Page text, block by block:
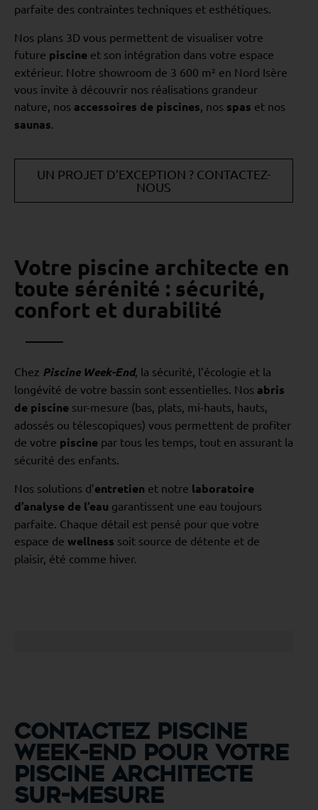
parfaite des contraintes techniques et esthétiques.
Nos plans 3D vous permettent de visualiser votre
future piscine et son intégration dans votre espace
extérieur. Notre showroom de 3 600 m² en Nord Isère
vous invite à découvrir nos réalisations grandeur
nature, nos accessoires de piscines , nos spas et nos
saunas
UN PROJET D’EXCEPTION ? CONTACTEZ-
NOUS
Votre piscine architecte en
toute sérénité : sécurité,
confort et durabilité
Chez Piscine Week-End, la sécurité, l’écologie et la
longévité de votre bassin sont essentielles. Nos abris
de piscine sur-mesure (bas, plats, mi-hauts, hauts,
adossés ou télescopiques) vous permettent de profiter
de votre piscine par tous les temps, tout en assurant la
sécurité des enfants.
Nos solutions d’entretien et notre laboratoire
d’analyse de l’eau garantissent une eau toujours
parfaite. Chaque détail est pensé pour que votre
espace de wellness soit source de détente et de
plaisir, été comme hiver.
Contactez Piscine
Week-End pour votre
piscine architecte
sur-mesure